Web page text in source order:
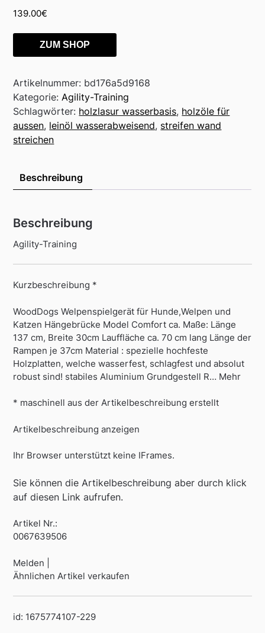
139.00€
ZUM SHOP
Artikelnummer: bd176a5d9168
Kategorie:Agility-Training
Schlagwörter: holzlasur wasserbasis, holzöle für
aussen, leinöl wasserabweisend, streifen wand
streichen
Beschreibung
Beschreibung
Agility-Training
Kurzbeschreibung *
WoodDogs Welpenspielgerät für Hunde,Welpen und
Katzen Hängebrücke Model Comfort ca. Maße: Länge
137 cm, Breite 30cm Lauffläche ca. 70 cm lang Länge der
Rampen je 37cm Material : spezielle hochfeste
Holzplatten, welche wasserfest, schlagfest und absolut
robust sind! stabiles Aluminium Grundgestell R… Mehr
* maschinell aus der Artikelbeschreibung erstellt
Artikelbeschreibung anzeigen
Ihr Browser unterstützt keine IFrames.
Sie können die Artikelbeschreibung aber durch klick
auf diesen Link aufrufen.
Artikel Nr.:
0067639506
Melden |
Ähnlichen Artikel verkaufen
id: 1675774107-229